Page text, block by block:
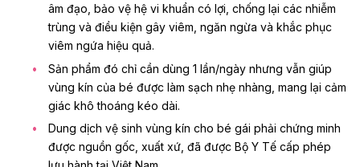
âm đạo, bảo vệ hệ vi khuẩn có lợi, chống lại các nhiễm
trùng và điều kiện gây viêm, ngăn ngừa và khắc phục
viêm ngứa hiệu quả.
Sản phẩm đó chỉ cần dùng 1 lần/ngày nhưng vẫn giúp
vùng kín của bé được làm sạch nhẹ nhàng, mang lại cảm
giác khô thoáng kéo dài.
Dung dịch vệ sinh vùng kín cho bé gái phải chứng minh
được nguồn gốc, xuất xứ, đã được Bộ Y Tế cấp phép